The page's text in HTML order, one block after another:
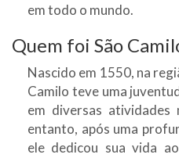
em todo o mundo.
Quem foi São
Nascido em 1550, na
Camilo teve uma
em diversas
entanto, após uma
ele dedicou sua vida